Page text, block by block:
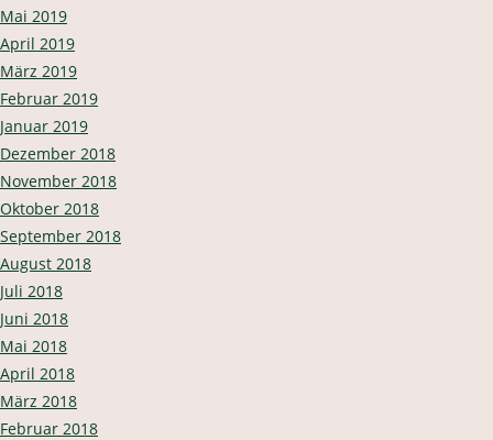
Mai 2019
April 2019
März 2019
Februar 2019
Januar 2019
Dezember 2018
November 2018
Oktober 2018
September 2018
August 2018
Juli 2018
Juni 2018
Mai 2018
April 2018
März 2018
Februar 2018